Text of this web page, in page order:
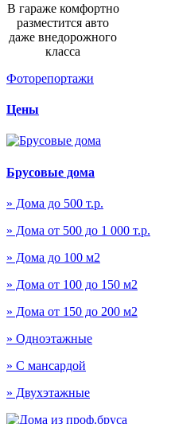
В гараже комфортно
разместится авто
даже внедорожного
класса
Фоторепортажи
Цены
Брусовые дома
» Дома до 500 т.р.
» Дома от 500 до 1 000 т.р.
» Дома до 100 м2
» Дома от 100 до 150 м2
» Дома от 150 до 200 м2
» Одноэтажные
» С мансардой
» Двухэтажные